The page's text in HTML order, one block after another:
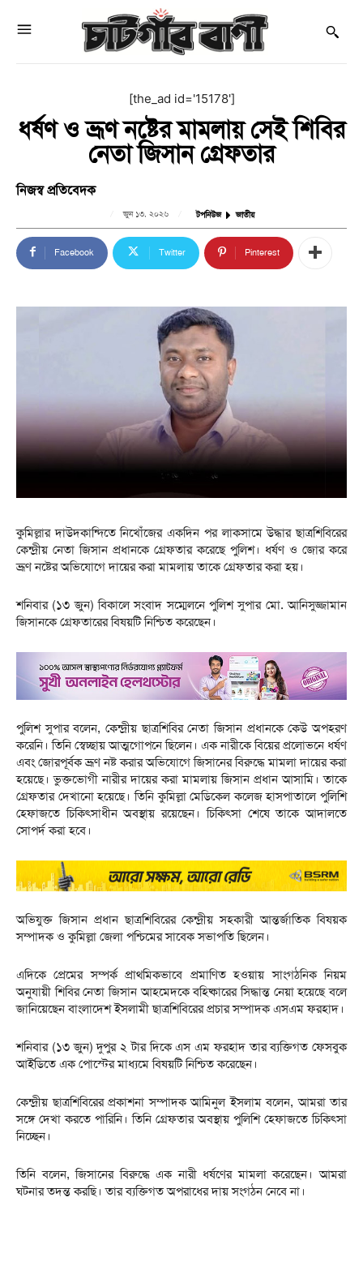
[the_ad id='15178']
ধর্ষণ ও ভ্রূণ নষ্টের মামলায় সেই শিবির
নেতা জিসান গ্রেফতার
নিজস্ব প্রতিবেদক
জুন ১৩, ২০২৬ টপনিউজ জাতীয়
Facebook Twitter Pinterest
কুমিল্লার দাউদকান্দিতে নিখোঁজের একদিন পর লাকসামে উদ্ধার ছাত্রশিবিরের
কেন্দ্রীয় নেতা জিসান প্রধানকে গ্রেফতার করেছে পুলিশ। ধর্ষণ ও জোর করে
ভ্রূণ নষ্টের অভিযোগে দায়ের করা মামলায় তাকে গ্রেফতার করা হয়।
শনিবার (১৩ জুন) বিকালে সংবাদ সম্মেলনে পুলিশ সুপার মো. আনিসুজ্জামান
জিসানকে গ্রেফতারের বিষয়টি নিশ্চিত করেছেন।
পুলিশ সুপার বলেন, কেন্দ্রীয় ছাত্রশিবির নেতা জিসান প্রধানকে কেউ অপহরণ
করেনি। তিনি স্বেচ্ছায় আত্মগোপনে ছিলেন। এক নারীকে বিয়ের প্রলোভনে ধর্ষণ
এবং জোরপূর্বক ভ্রূণ নষ্ট করার অভিযোগে জিসানের বিরুদ্ধে মামলা দায়ের করা
হয়েছে। ভুক্তভোগী নারীর দায়ের করা মামলায় জিসান প্রধান আসামি। তাকে
গ্রেফতার দেখানো হয়েছে। তিনি কুমিল্লা মেডিকেল কলেজ হাসপাতালে পুলিশি
হেফাজতে চিকিৎসাধীন অবস্থায় রয়েছেন। চিকিৎসা শেষে তাকে আদালতে
সোপর্দ করা হবে।
অভিযুক্ত জিসান প্রধান ছাত্রশিবিরের কেন্দ্রীয় সহকারী আন্তর্জাতিক বিষয়ক
সম্পাদক ও কুমিল্লা জেলা পশ্চিমের সাবেক সভাপতি ছিলেন।
এদিকে প্রেমের সম্পর্ক প্রাথমিকভাবে প্রমাণিত হওয়ায় সাংগঠনিক নিয়ম
অনুযায়ী শিবির নেতা জিসান আহমেদকে বহিষ্কারের সিদ্ধান্ত নেয়া হয়েছে বলে
জানিয়েছেন বাংলাদেশ ইসলামী ছাত্রশিবিরের প্রচার সম্পাদক এসএম ফরহাদ।
শনিবার (১৩ জুন) দুপুর ২ টার দিকে এস এম ফরহাদ তার ব্যক্তিগত ফেসবুক
আইডিতে এক পোস্টের মাধ্যমে বিষয়টি নিশ্চিত করেছেন।
কেন্দ্রীয় ছাত্রশিবিরের প্রকাশনা সম্পাদক আমিনুল ইসলাম বলেন, আমরা তার
সঙ্গে দেখা করতে পারিনি। তিনি গ্রেফতার অবস্থায় পুলিশি হেফাজতে চিকিৎসা
নিচ্ছেন।
তিনি বলেন, জিসানের বিরুদ্ধে এক নারী ধর্ষণের মামলা করেছেন। আমরা
ঘটনার তদন্ত করছি। তার ব্যক্তিগত অপরাধের দায় সংগঠন নেবে না।